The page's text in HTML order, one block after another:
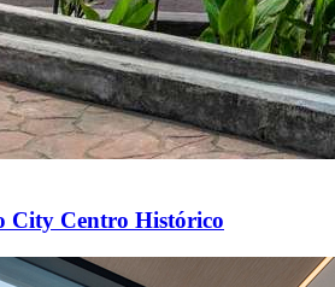
City Centro Histórico